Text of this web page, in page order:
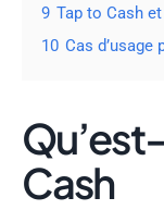
9 Tap to Cash
10 Cas
Cash